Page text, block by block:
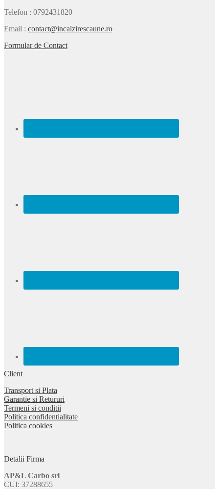
Telefon : 0792431820
Email : contact@incalzirescaune.ro
Formular de Contact
Client
Transport si Plata
Garantie si Retururi
Termeni si conditii
Politica confidentialitate
Politica cookies
Detalii Firma
AP&L Carbo srl
CUI: 37288655